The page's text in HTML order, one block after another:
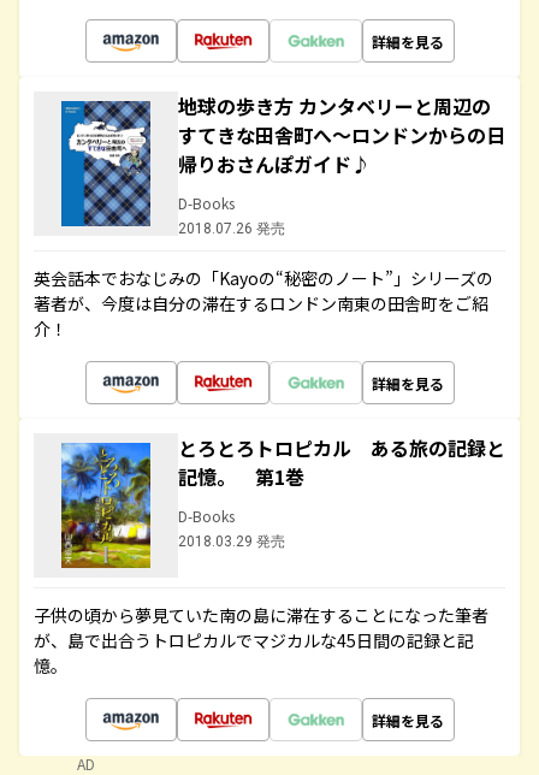
詳細を見る
地球の歩き方 カンタベリーと周辺の
すてきな田舎町へ～ロンドンからの日
帰りおさんぽガイド♪
D-Books
2018.07.26 発売
英会話本でおなじみの「Kayoの“秘密のノート”」シリーズの
著者が、今度は自分の滞在するロンドン南東の田舎町をご紹
介！
詳細を見る
とろとろトロピカル ある旅の記録と
記憶。 第1巻
D-Books
2018.03.29 発売
子供の頃から夢見ていた南の島に滞在することになった筆者
が、島で出合うトロピカルでマジカルな45日間の記録と記
憶。
詳細を見る
AD